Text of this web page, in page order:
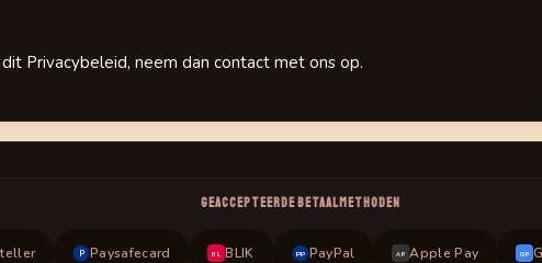
Privacybeleid, neem dan contact met ons op.
GEACCEPTEERDE BETAALMETHODEN
P Paysafecard BL BLIK PP PayPal AP Apple Pay GP